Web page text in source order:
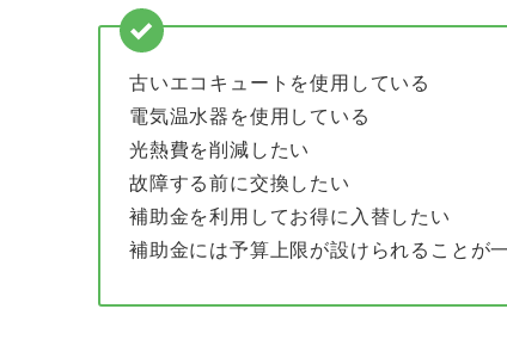
古いエコキュートを使用している
電気温水器を使用している
光熱費を削減したい
故障する前に交換したい
補助金を利用してお得に入替したい
補助金には予算上限が設けられることが